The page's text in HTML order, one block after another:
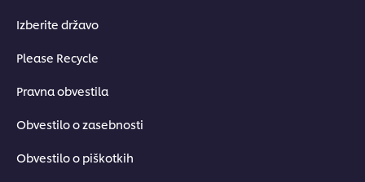
Izberite državo
Please Recycle
Pravna obvestila
Obvestilo o zasebnosti
Obvestilo o piškotkih